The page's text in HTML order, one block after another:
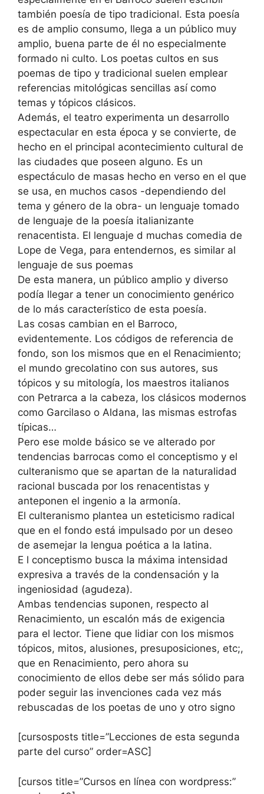
también poesía de tipo tradicional. Esta poesía
es de amplio consumo, llega a un público muy
amplio, buena parte de él no especialmente
formado ni culto. Los poetas cultos en sus
poemas de tipo y tradicional suelen emplear
referencias mitológicas sencillas así como
temas y tópicos clásicos.
Además, el teatro experimenta un desarrollo
espectacular en esta época y se convierte, de
hecho en el principal acontecimiento cultural de
las ciudades que poseen alguno. Es un
espectáculo de masas hecho en verso en el que
se usa, en muchos casos -dependiendo del
tema y género de la obra- un lenguaje tomado
de lenguaje de la poesía italianizante
renacentista. El lenguaje d muchas comedia de
Lope de Vega, para entendernos, es similar al
lenguaje de sus poemas
De esta manera, un público amplio y diverso
podía llegar a tener un conocimiento genérico
de lo más característico de esta poesía.
Las cosas cambian en el Barroco,
evidentemente. Los códigos de referencia de
fondo, son los mismos que en el Renacimiento;
el mundo grecolatino con sus autores, sus
tópicos y su mitología, los maestros italianos
con Petrarca a la cabeza, los clásicos modernos
como Garcilaso o Aldana, las mismas estrofas
típicas…
Pero ese molde básico se ve alterado por
tendencias barrocas como el conceptismo y el
culteranismo que se apartan de la naturalidad
racional buscada por los renacentistas y
anteponen el ingenio a la armonía.
El culteranismo plantea un esteticismo radical
que en el fondo está impulsado por un deseo
de asemejar la lengua poética a la latina.
E l conceptismo busca la máxima intensidad
expresiva a través de la condensación y la
ingeniosidad (agudeza).
Ambas tendencias suponen, respecto al
Renacimiento, un escalón más de exigencia
para el lector. Tiene que lidiar con los mismos
tópicos, mitos, alusiones, presuposiciones, etc;,
que en Renacimiento, pero ahora su
conocimiento de ellos debe ser más sólido para
poder seguir las invenciones cada vez más
rebuscadas de los poetas de uno y otro signo
[cursosposts title=”Lecciones de esta segunda
parte del curso” order=ASC]
[cursos title=”Cursos en línea con wordpress:”